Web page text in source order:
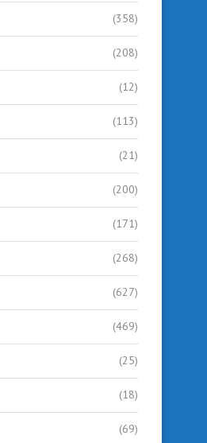
(358)
(208)
(12)
(113)
(21)
(200)
(171)
(268)
(627)
(469)
(25)
(18)
(69)